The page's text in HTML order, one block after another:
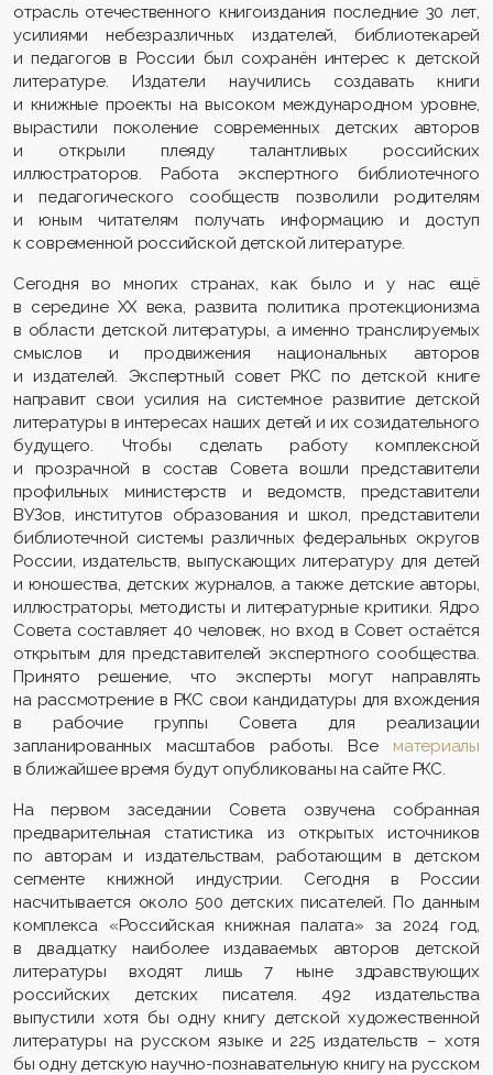
отрасль отечественного книгоиздания последние 30 лет,
усилиями небезразличных издателей, библиотекарей
и педагогов в России был сохранён интерес к детской
литературе. Издатели научились создавать книги
и книжные проекты на высоком международном уровне,
вырастили поколение современных детских авторов
и открыли плеяду талантливых российских
иллюстраторов. Работа экспертного библиотечного
и педагогического сообществ позволили родителям
и юным читателям получать информацию и доступ
к современной российской детской литературе.
Сегодня во многих странах, как было и у нас ещё
в середине XX века, развита политика протекционизма
в области детской литературы, а именно транслируемых
смыслов и продвижения национальных авторов
и издателей. Экспертный совет РКС по детской книге
направит свои усилия на системное развитие детской
литературы в интересах наших детей и их созидательного
будущего. Чтобы сделать работу комплексной
и прозрачной в состав Совета вошли представители
профильных министерств и ведомств, представители
ВУЗов, институтов образования и школ, представители
библиотечной системы различных федеральных округов
России, издательств, выпускающих литературу для детей
и юношества, детских журналов, а также детские авторы,
иллюстраторы, методисты и литературные критики. Ядро
Совета составляет 40 человек, но вход в Совет остаётся
открытым для представителей экспертного сообщества.
Принято решение, что эксперты могут направлять
на рассмотрение в РКС свои кандидатуры для вхождения
в рабочие группы Совета для реализации
запланированных масштабов работы. Все материалы
в ближайшее время будут опубликованы на сайте РКС.
На первом заседании Совета озвучена собранная
предварительная статистика из открытых источников
по авторам и издательствам, работающим в детском
сегменте книжной индустрии. Сегодня в России
насчитывается около 500 детских писателей. По данным
комплекса «Российская книжная палата» за 2024 год,
в двадцатку наиболее издаваемых авторов детской
литературы входят лишь 7 ныне здравствующих
российских детских писателя. 492 издательства
выпустили хотя бы одну книгу детской художественной
литературы на русском языке и 225 издательств – хотя
бы одну детскую научно-познавательную книгу на русском